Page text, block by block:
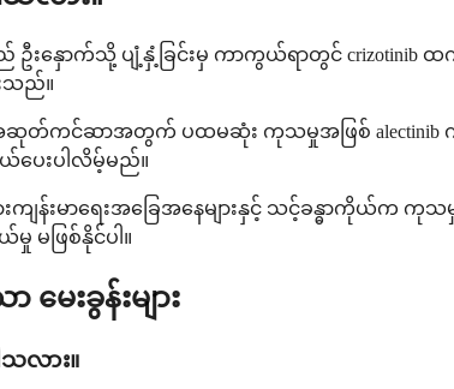
းနှောက်သို့ ပျံ့နှံ့ခြင်းမှ ကာကွယ်ရာတွင် crizotinib
သည်။
အဆုတ်ကင်ဆာအတွက် ပထမဆုံး ကုသမှုအဖြစ်
ပေးပါလိမ့်မည်။
ြားကျန်းမာရေးအခြေအနေများနှင့် သင့်ခန္
မဖြစ်နိုင်ပါ။
ေးခွန်းများ
လား။